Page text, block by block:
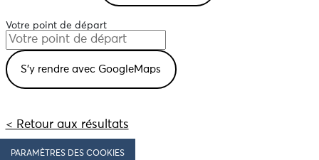
Votre point de départ
< Retour aux résultats
PARAMÈTRES DES COOKIES